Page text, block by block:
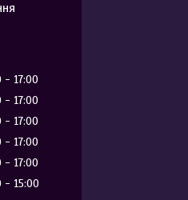
17:00
17:00
17:00
17:00
17:00
15:00